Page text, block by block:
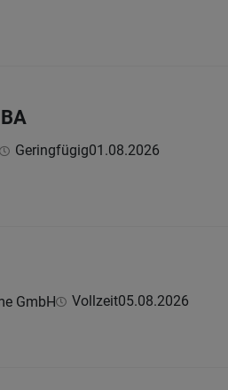
Geringfügig01.08.2026
GmbH Vollzeit05.08.2026